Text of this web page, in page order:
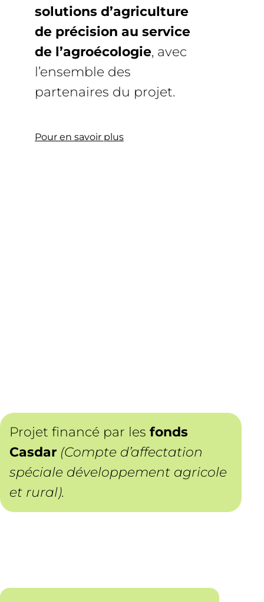
solutions d’agriculture
de précision au service
de l’agroécologie, avec
l’ensemble des
partenaires du projet.
Pour en savoir plus
Projet financé par les fonds
Casdar (Compte d’affectation
spéciale développement agricole
et rural).